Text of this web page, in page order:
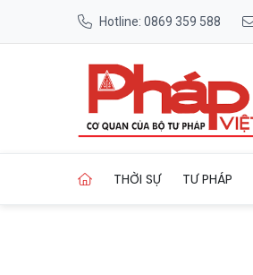
Hotline: 0869 359 588
THỜI SỰ TƯ PHÁP